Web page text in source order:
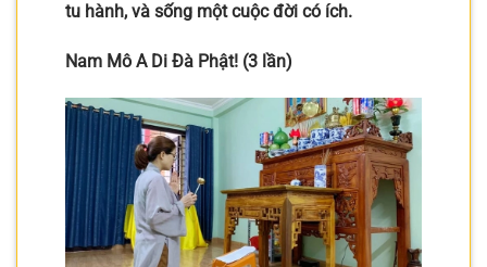
tu hành, và sống một cuộc đời có ích.
Nam Mô A Di Đà Phật! (3 lần)